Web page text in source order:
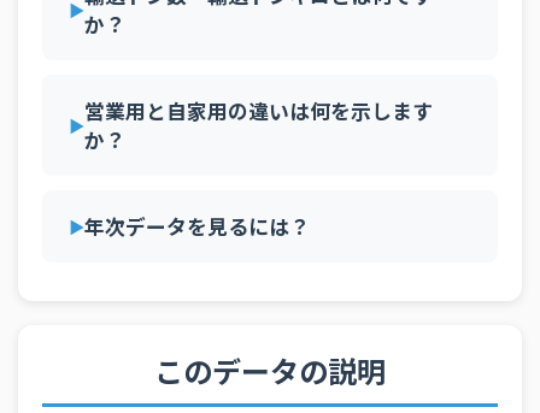
か？
営業用と自家用の違いは何を示します
か？
年次データを見るには？
このデータの説明